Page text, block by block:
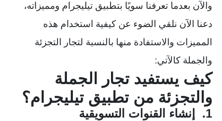
والآن بعدما تعرفنا سويًا بتطبيق تيليجرام ومميزاته،
دعنا الآن نلقي الضوء عن كيفية استخدام هذه
المميزات والاستفادة منها بالنسبة لتجار التجزئة
والجملة كالآتي:
كيف يستفيد تجار الجملة
والتجزئة من تطبيق تيليجرام؟
1. إنشاء القنوات التسويقية